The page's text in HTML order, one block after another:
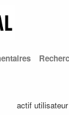
actif utilisateur